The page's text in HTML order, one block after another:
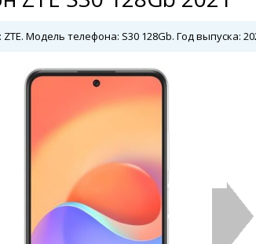
Модель телефона: S30 128Gb. Год выпуска: